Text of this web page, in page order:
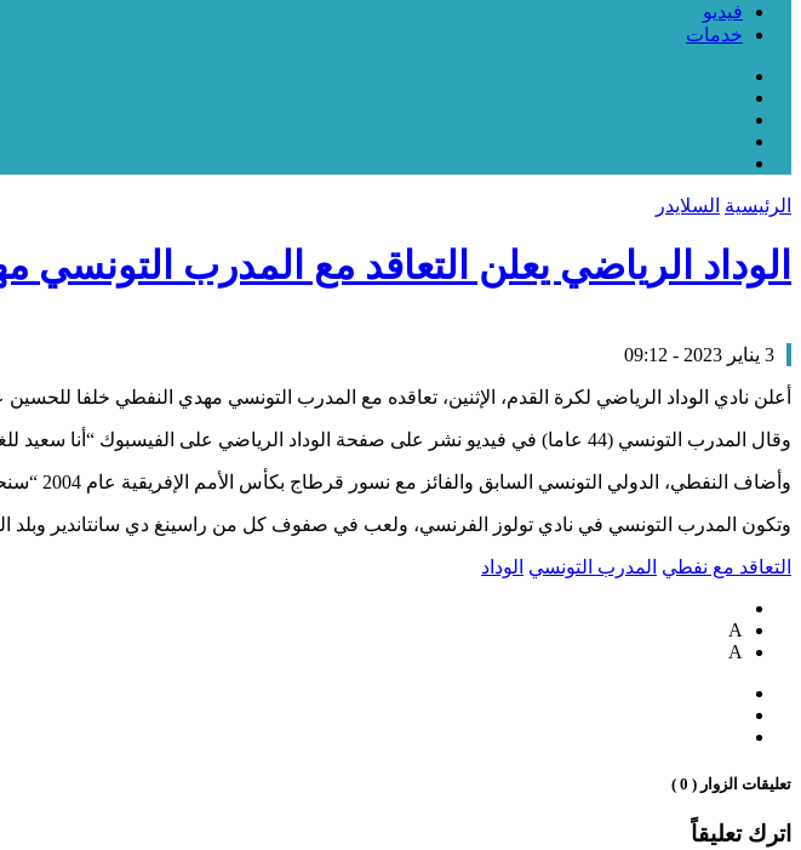
فيديو
خدمات
الرئيسية السلايدر
الوداد الرياضي يعلن التعاقد مع المدرب التونسي
3 يناير 2023 - 09:12
أعلن نادي الوداد الرياضي لكرة القدم، الإثنين، تعاقده مع المدرب التونسي مهدي النفطي خلفا للحسين
وقال المدرب التونسي (44 عاما) في فيديو نشر على صفحة الوداد الرياضي على الفيسبوك “أنا سعيد للغاية وفخور بالانضمام إلى العائلة الودادية”.
وأضاف النفطي، الدولي التونسي السابق والفائز مع نسور قرطاج بكأس الأمم الإفريقية عام 2004 “سنحتاج إلى كل قوتنا وقوتكم للنجاح في تحقيق كل أهدافنا”.
وتكون المدرب التونسي في نادي تولوز الفرنسي، ولعب في صفوف كل من راسينغ دي سانتاندير وبلد
التعاقد مع نفطي المدرب التونسي الوداد
A
A
تعليقات الزوار ( 0 )
اترك تعليقاً